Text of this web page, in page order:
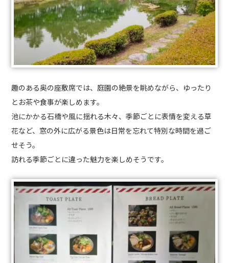
趣のある奥の座敷席では、庭園の絶景を眺めながら、ゆったり
とお茶や食事が楽しめます。
池にかかる石橋や風に揺れる木々、季節ごとに表情を変える草
花など、窓の外に広がる景色は日常を忘れて特別な時間を過ご
せそう。
訪れる季節ごとに違った魅力を楽しめそうです。